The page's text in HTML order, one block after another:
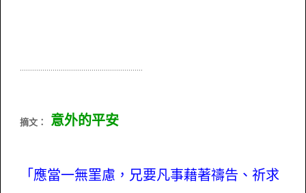
............................................................
摘文： 意外的平安
「應當一無罣慮，兄要凡事藉著禱告、祈求